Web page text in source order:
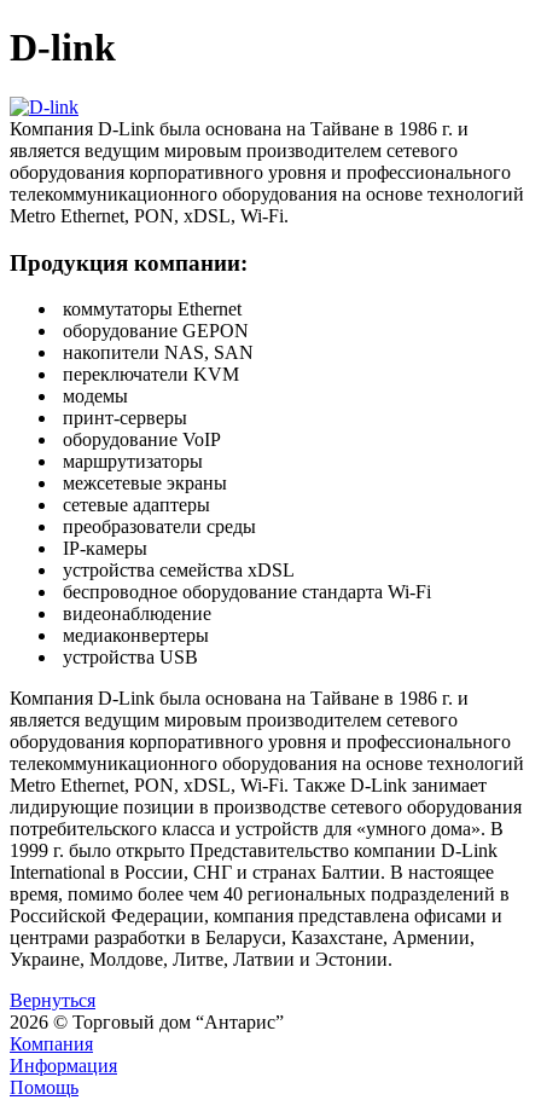
D-link
Компания D-Link была основана на Тайване в 1986 г. и
является ведущим мировым производителем сетевого
оборудования корпоративного уровня и профессионального
телекоммуникационного оборудования на основе технологий
Metro Ethernet, PON, xDSL, Wi-Fi.
Продукция компании:
коммутаторы Ethernet
оборудование GEPON
накопители NAS, SAN
переключатели KVM
модемы
принт-серверы
оборудование VoIP
маршрутизаторы
межсетевые экраны
сетевые адаптеры
преобразователи среды
IP-камеры
устройства семейства xDSL
беспроводное оборудование стандарта Wi-Fi
видеонаблюдение
медиаконвертеры
устройства USB
Компания D-Link была основана на Тайване в 1986 г. и
является ведущим мировым производителем сетевого
оборудования корпоративного уровня и профессионального
телекоммуникационного оборудования на основе технологий
Metro Ethernet, PON, xDSL, Wi-Fi. Также D-Link занимает
лидирующие позиции в производстве сетевого оборудования
потребительского класса и устройств для «умного дома». В
1999 г. было открыто Представительство компании D-Link
International в России, СНГ и странах Балтии. В настоящее
время, помимо более чем 40 региональных подразделений в
Российской Федерации, компания представлена офисами и
центрами разработки в Беларуси, Казахстане, Армении,
Украине, Молдове, Литве, Латвии и Эстонии.
Вернуться
2026 © Торговый дом “Антарис”
Компания
Информация
Помощь